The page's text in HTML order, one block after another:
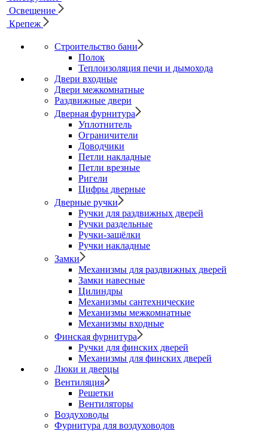
Освещение
Крепеж
Строительство бани
Полок
Теплоизоляция печи и дымохода
Двери входные
Двери межкомнатные
Раздвижные двери
Дверная фурнитура
Уплотнитель
Ограничители
Доводчики
Петли накладные
Петли врезные
Ригели
Цифры дверные
Дверные ручки
Ручки для раздвижных дверей
Ручки раздельные
Ручки-защёлки
Ручки накладные
Замки
Механизмы для раздвижных дверей
Замки навесные
Цилиндры
Механизмы сантехнические
Механизмы межкомнатные
Механизмы входные
Финская фурнитура
Ручки для финских дверей
Механизмы для финских дверей
Люки и дверцы
Вентиляция
Решетки
Вентиляторы
Воздуховоды
Фурнитура для воздуховодов